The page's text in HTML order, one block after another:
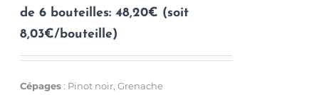
de 6 bouteilles: 48,20€ (soit
8,03€/bouteille)
Cépages : Pinot noir, Grenache